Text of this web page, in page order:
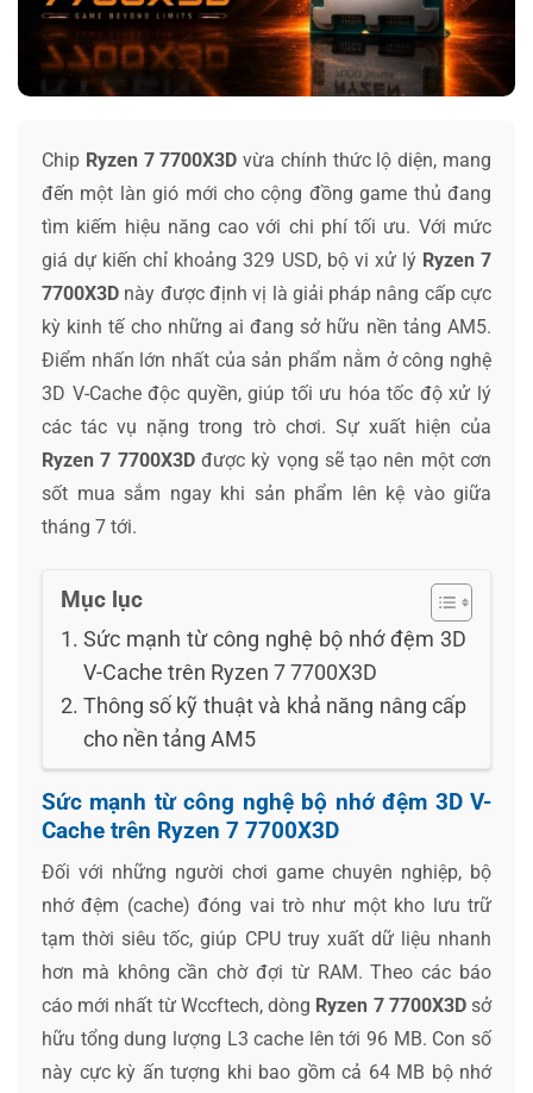
Chip Ryzen 7 7700X3D vừa chính thức lộ diện, mang
đến một làn gió mới cho cộng đồng game thủ đang
tìm kiếm hiệu năng cao với chi phí tối ưu. Với mức
giá dự kiến chỉ khoảng 329 USD, bộ vi xử lý Ryzen 7
7700X3D này được định vị là giải pháp nâng cấp cực
kỳ kinh tế cho những ai đang sở hữu nền tảng AM5.
Điểm nhấn lớn nhất của sản phẩm nằm ở công nghệ
3D V-Cache độc quyền, giúp tối ưu hóa tốc độ xử lý
các tác vụ nặng trong trò chơi. Sự xuất hiện của
Ryzen 7 7700X3Dđược kỳ vọng sẽ tạo nên một cơn
sốt mua sắm ngay khi sản phẩm lên kệ vào giữa
tháng 7 tới.
Mục lục
Sức mạnh từ công nghệ bộ nhớ đệm 3D
V-Cache trên Ryzen 7 7700X3D
Thông số kỹ thuật và khả năng nâng cấp
cho nền tảng AM5
Sức mạnh từ công nghệ bộ nhớ đệm 3D V-
Cache trên Ryzen 7 7700X3D
Đối với những người chơi game chuyên nghiệp, bộ
nhớ đệm (cache) đóng vai trò như một kho lưu trữ
tạm thời siêu tốc, giúp CPU truy xuất dữ liệu nhanh
hơn mà không cần chờ đợi từ RAM. Theo các báo
cáo mới nhất từ Wccftech, dòng Ryzen 7 7700X3Dsở
hữu tổng dung lượng L3 cache lên tới 96 MB. Con số
này cực kỳ ấn tượng khi bao gồm cả 64 MB bộ nhớ